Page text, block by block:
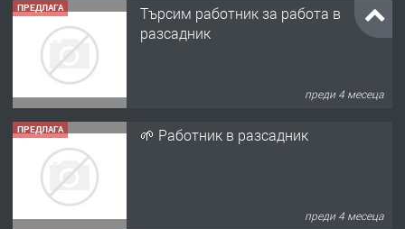
ПРЕДЛАГА
Търсим работник за работа в
разсадник
преди 4 месеца
ПРЕДЛАГА 🌱 Работник в разсадник
преди 4 месеца